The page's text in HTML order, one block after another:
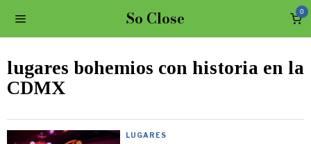
So Close 0
lugares bohemios con historia en la
CDMX
LUGARES